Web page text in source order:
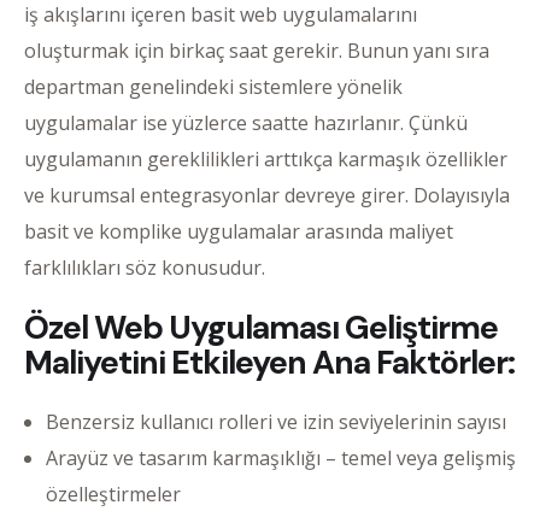
iş akışlarını içeren basit web uygulamalarını
oluşturmak için birkaç saat gerekir. Bunun yanı sıra
departman genelindeki sistemlere yönelik
uygulamalar ise yüzlerce saatte hazırlanır. Çünkü
uygulamanın gereklilikleri arttıkça karmaşık özellikler
ve kurumsal entegrasyonlar devreye girer. Dolayısıyla
basit ve komplike uygulamalar arasında maliyet
farklılıkları söz konusudur.
Özel Web Uygulaması Geliştirme
Maliyetini Etkileyen Ana Faktörler:
Benzersiz kullanıcı rolleri ve izin seviyelerinin sayısı
Arayüz ve tasarım karmaşıklığı – temel veya gelişmiş
özelleştirmeler